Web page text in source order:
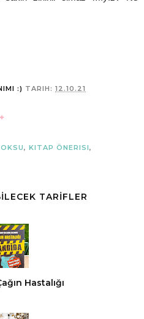
:) TARIH: 12.10.21
, KITAP ÖNERISI,
TARİFLER
Hastalığı